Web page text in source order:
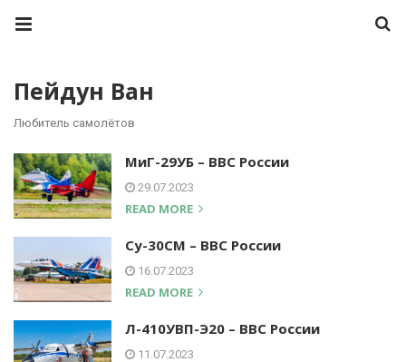
Пейдун Ван
Любитель самолётов
МиГ-29УБ – ВВС России
29.07.2023
READ MORE
Су-30СМ – ВВС России
16.07.2023
READ MORE
Л-410УВП-Э20 – ВВС России
11.07.2023